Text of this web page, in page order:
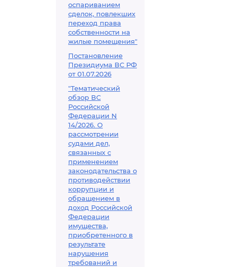
оспариванием
сделок, повлекших
переход права
собственности на
жилые помещения"
Постановление
Президиума ВС РФ
от 01.07.2026
"Тематический
обзор ВС
Российской
Федерации N
14/2026. О
рассмотрении
судами дел,
связанных с
применением
законодательства о
противодействии
коррупции и
обращением в
доход Российской
Федерации
имущества,
приобретенного в
результате
нарушения
требований и